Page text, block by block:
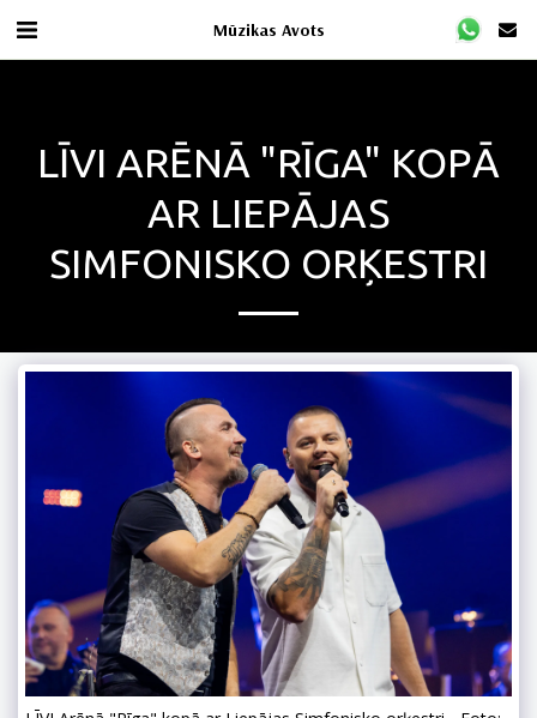
Mūzikas Avots
LĪVI ARĒNĀ "RĪGA" KOPĀ
AR LIEPĀJAS
SIMFONISKO ORĶESTRI